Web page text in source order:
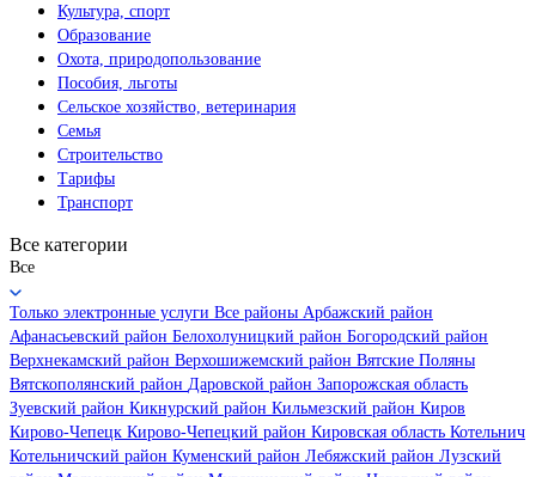
Культура, спорт
Образование
Охота, природопользование
Пособия, льготы
Сельское хозяйство, ветеринария
Семья
Строительство
Тарифы
Транспорт
Все категории
Все
Только электронные услуги Все районы Арбажский район
Афанасьевский район Белохолуницкий район Богородский район
Верхнекамский район Верхошижемский район Вятские Поляны
Вятскополянский район Даровской район Запорожская область
Зуевский район Кикнурский район Кильмезский район Киров
Кирово-Чепецк Кирово-Чепецкий район Кировская область Котельнич
Котельничский район Куменский район Лебяжский район Лузский